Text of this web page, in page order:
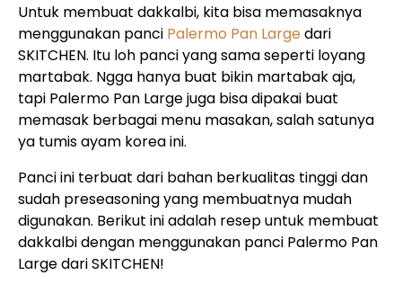
Untuk membuat dakkalbi, kita bisa memasaknya
menggunakan panci Palermo Pan Largedari
SKITCHEN. Itu loh panci yang sama seperti loyang
martabak. Ngga hanya buat bikin martabak aja,
tapi Palermo Pan Large juga bisa dipakai buat
memasak berbagai menu masakan, salah satunya
ya tumis ayam korea ini.
Panci ini terbuat dari bahan berkualitas tinggi dan
sudah preseasoning yang membuatnya mudah
digunakan. Berikut ini adalah resep untuk membuat
dakkalbi dengan menggunakan panci Palermo Pan
Large dari SKITCHEN!